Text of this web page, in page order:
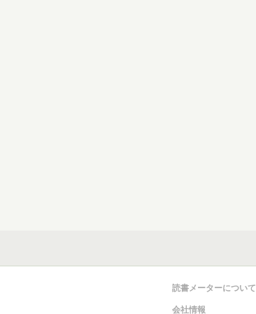
読書メーターについて
会社情報